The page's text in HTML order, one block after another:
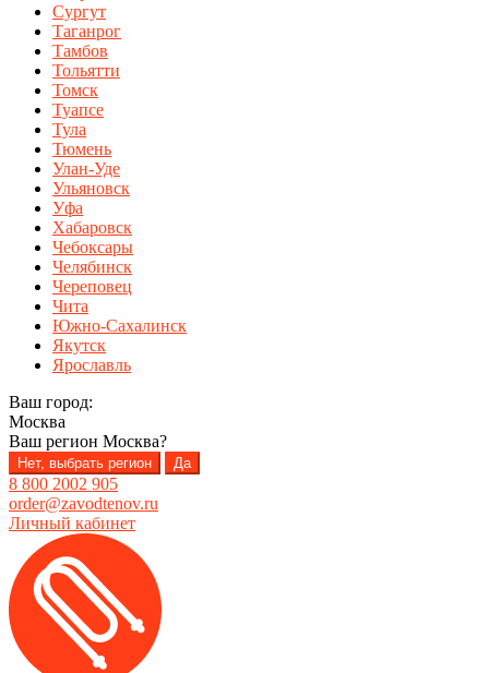
Сургут
Таганрог
Тамбов
Тольятти
Томск
Туапсе
Тула
Тюмень
Улан-Уде
Ульяновск
Уфа
Хабаровск
Чебоксары
Челябинск
Череповец
Чита
Южно-Сахалинск
Якутск
Ярославль
Ваш город:
Москва
Ваш регион Москва?
Нет, выбрать регион Да
8 800 2002 905
order@zavodtenov.ru
Личный кабинет
Перейти
навигации
Перейти
содержимому